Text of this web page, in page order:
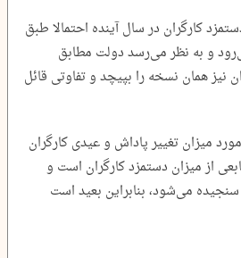
کارگران در سال آینده احتمالا طبق
و به نظر می‌رسد دولت مطابق
نیز همان نسخه را بپیچد و تفاوتی قائل
میزان تغییر پاداش و عیدی کارگران
از میزان دستمزد کارگران است و
می‌شود، بنابراین بعید است